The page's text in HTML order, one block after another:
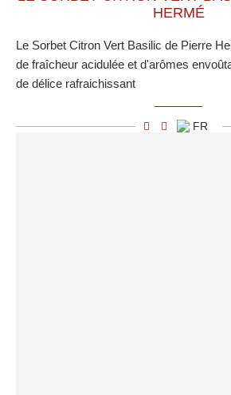
HERMÉ
Le Sorbet Citron Vert Basilic de Pierre
de fraîcheur acidulée et d'arômes
de délice rafraichissant
FR